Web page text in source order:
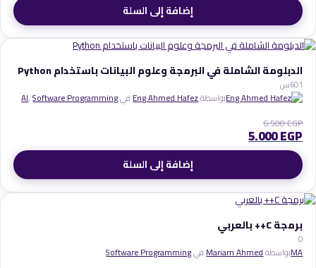
إضافة إلى السلة
الدبلومة الشاملة في البرمجة وعلوم البيانات باستخدام Python
160س
بواسطةEng Ahmed Hafezفي AI,Software Programming
6.500EGP
5.000EGP
إضافة إلى السلة
برمجة C++ بالعربي
0
MAبواسطةMariam AhmedفيSoftware Programming